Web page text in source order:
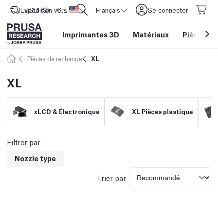
Expédition vers Etats-Unis d'Amérique
USD ($) CORE One L: Maintenant en stock ! Français Se connecter
Imprimantes 3D Matériaux Pièces&
Pièces de rechange XL
XL
xLCD & Électronique XL Pièces plastique
Filtrer par
Nozzle type
Trier par